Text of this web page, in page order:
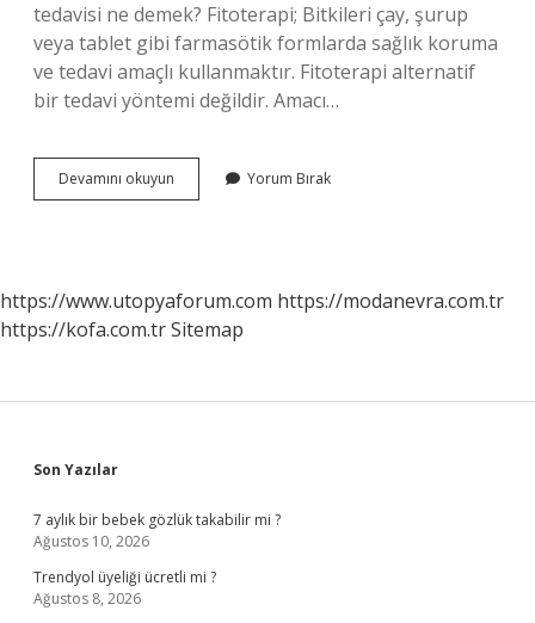
tedavisi ne demek? Fitoterapi; Bitkileri çay, şurup
veya tablet gibi farmasötik formlarda sağlık koruma
ve tedavi amaçlı kullanmaktır. Fitoterapi alternatif
bir tedavi yöntemi değildir. Amacı…
Devamını okuyun
Bitkiler
Tedaviye
Ne
Yorum Bırak
https://www.utopyaforum.com https://modanevra.com.tr
https://kofa.com.trSitemap
Sidebar
Son Yazılar
7 aylık bir bebek gözlük takabilir mi ?
Ağustos 10, 2026
Trendyol üyeliği ücretli mi ?
Ağustos 8, 2026